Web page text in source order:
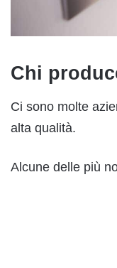
Chi
Ci sono molte
alta qualità.
Alcune delle più